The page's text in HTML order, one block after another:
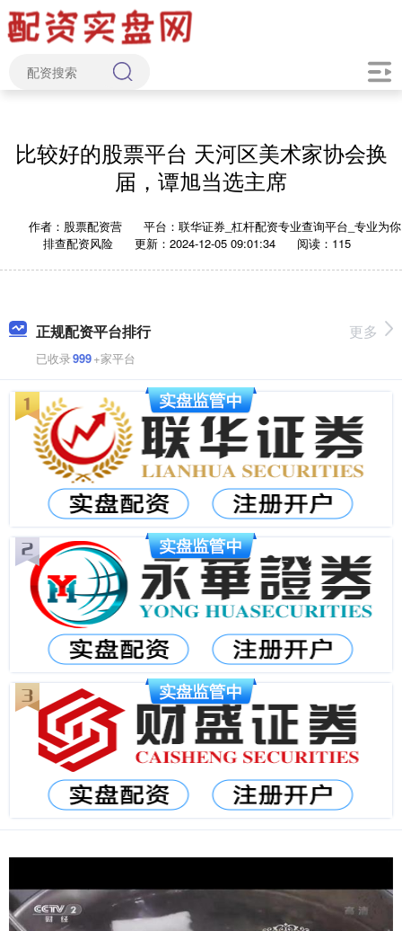
比较好的股票平台 天河区美术家协会换
届，谭旭当选主席
作者：股票配资营
平台：联华证券_杠杆配资专业查询平台_专业为你
排查配资风险
更新：2024-12-05 09:01:34 阅读：115
正规配资平台排行
已收录999+家平台
更多